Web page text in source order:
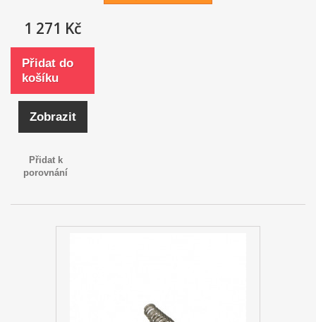
1 271 Kč
Přidat do
košíku
Zobrazit
Přidat k
porovnání